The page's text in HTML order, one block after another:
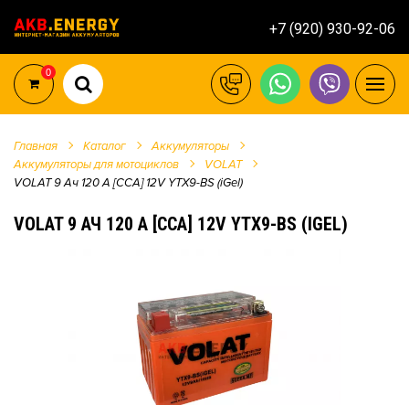
+7 (920) 930-92-06
0
Главная Каталог
Аккумуляторы
Аккумуляторы для мотоциклов
VOLAT
VOLAT 9 Ач 120 A [CCA] 12V YTX9-BS (iGel)
VOLAT 9 АЧ 120 A [CCA] 12V YTX9-BS (IGEL)